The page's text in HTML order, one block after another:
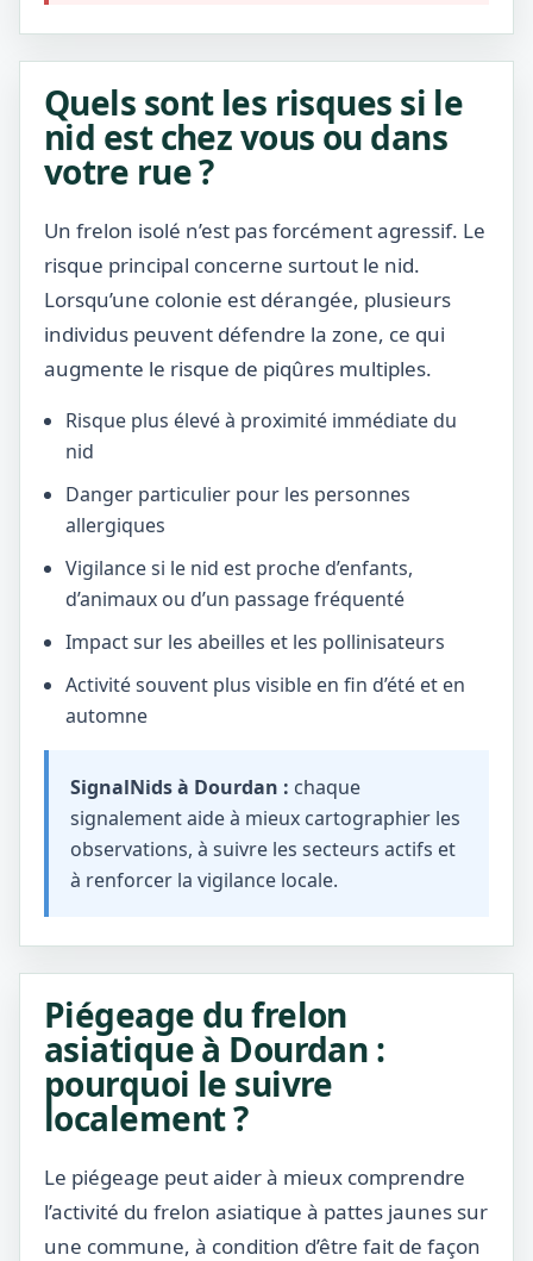
Quels sont les risques si le
nid est chez vous ou dans
votre rue ?
Un frelon isolé n’est pas forcément agressif. Le
risque principal concerne surtout le nid.
Lorsqu’une colonie est dérangée, plusieurs
individus peuvent défendre la zone, ce qui
augmente le risque de piqûres multiples.
Risque plus élevé à proximité immédiate du
nid
Danger particulier pour les personnes
allergiques
Vigilance si le nid est proche d’enfants,
d’animaux ou d’un passage fréquenté
Impact sur les abeilles et les pollinisateurs
Activité souvent plus visible en fin d’été et en
automne
SignalNids à Dourdan : chaque
signalement aide à mieux cartographier les
observations, à suivre les secteurs actifs et
à renforcer la vigilance locale.
Piégeage du frelon
asiatique à Dourdan :
pourquoi le suivre
localement ?
Le piégeage peut aider à mieux comprendre
l’activité du frelon asiatique à pattes jaunes sur
une commune, à condition d’être fait de façon